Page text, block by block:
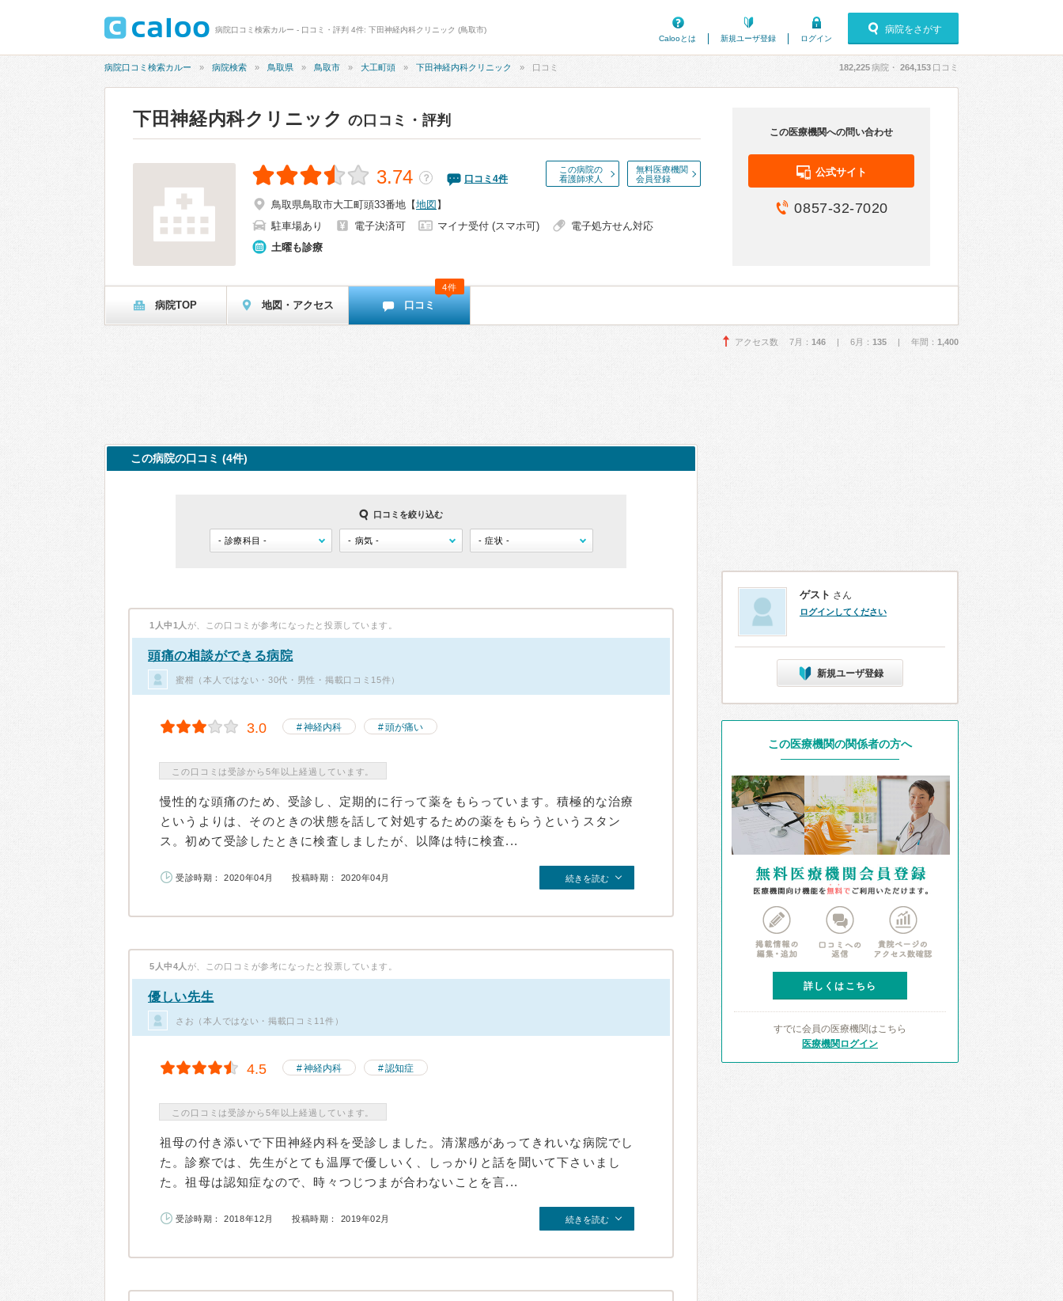
病院口コミ検索カルー - 口コミ・評判 4件: 下田神経内科クリニック (鳥取市)
Calooとは
新規ユーザ登録 ログイン
病院をさがす
病院口コミ検索カルー 病院検索 鳥取県 鳥取市 大工町頭 下田神経内科クリニック 口コミ 182,225病院・ 264,153 口コミ
下田神経内科クリニック の口コミ・評判
この病院の
看護師求人
無料医療機関
会員登録
3.74 ？ 口コミ 4件
鳥取県鳥取市大工町頭33番地 【地図 】
駐車場あり
電子決済可 マイナ受付 (スマホ可)
電子処方せん対応
土曜も診療
この医療機関への問い合わせ
公式サイト
0857-32-7020
病院TOP 地図・アクセス 口コミ
4件
アクセス数 7月： 146 | 6月： 135 | 年間： 1,400
この病院の口コミ (4件)
口コミを絞り込む
1人中1人 が、この口コミが参考になったと投票しています。
頭痛の相談ができる病院
蜜柑（本人ではない・30代・男性・掲載口コミ15件）
3.0 神経内科 頭が痛い
この口コミは受診から5年以上経過しています。
慢性的な頭痛のため、受診し、定期的に行って薬をもらっています。積極的な治療
というよりは、そのときの状態を話して対処するための薬をもらうというスタン
ス。初めて受診したときに検査しましたが、以降は特に検査...
受診時期： 2020年04月 投稿時期： 2020年04月 続きを読む
5人中4人 が、この口コミが参考になったと投票しています。
優しい先生
さお（本人ではない・掲載口コミ11件）
4.5 神経内科 認知症
この口コミは受診から5年以上経過しています。
祖母の付き添いで下田神経内科を受診しました。清潔感があってきれいな病院でし
た。診察では、先生がとても温厚で優しいく、しっかりと話を聞いて下さいまし
た。祖母は認知症なので、時々つじつまが合わないことを言...
受診時期： 2018年12月 投稿時期： 2019年02月 続きを読む
ゲスト さん
ログインしてください
新規ユーザ登録
この医療機関の関係者の方へ
詳しくはこちら
すでに会員の医療機関はこちら
医療機関ログイン